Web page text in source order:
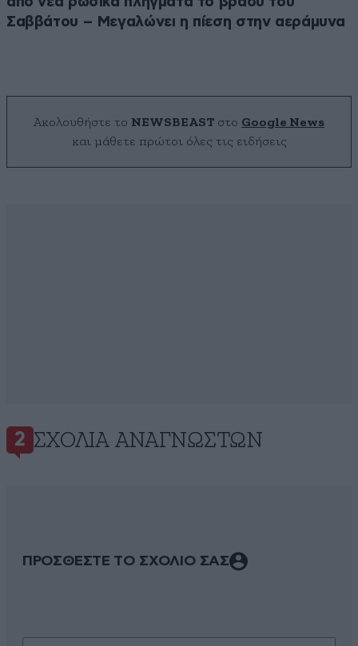
Σαββάτου – Μεγαλώνει η πίεση στην αεράμυνα
Ακολουθήστε το NEWSBEAST στο Google News
και μάθετε πρώτοι όλες τις ειδήσεις
2 ΣΧΌΛΙΑ ΑΝΑΓΝΩΣΤΏΝ
ΠΡΟΣΘΕΣΤΕ ΤΟ ΣΧΟΛΙΟ ΣΑΣ